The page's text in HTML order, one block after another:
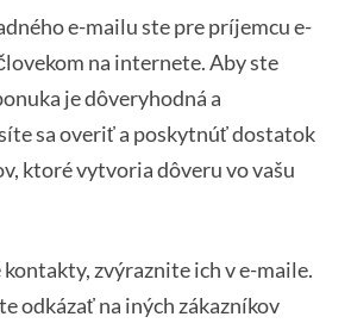
e-mailu ste pre príjemcu e-
na internete. Aby ste
je dôveryhodná a
sa overiť a poskytnúť dostatok
ktoré vytvoria dôveru vo vašu
zvýraznite ich v e-maile.
odkázať na iných zákazníkov